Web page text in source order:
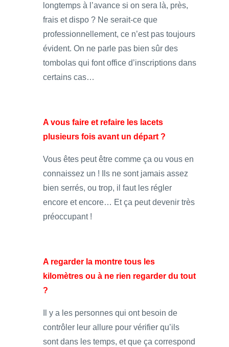
longtemps à l’avance si on sera là, près,
frais et dispo ? Ne serait-ce que
professionnellement, ce n’est pas toujours
évident. On ne parle pas bien sûr des
tombolas qui font office d’inscriptions dans
certains cas…
A vous faire et refaire les lacets
plusieurs fois avant un départ ?
Vous êtes peut être comme ça ou vous en
connaissez un ! Ils ne sont jamais assez
bien serrés, ou trop, il faut les régler
encore et encore… Et ça peut devenir très
préoccupant !
A regarder la montre tous les
kilomètres ou à ne rien regarder du tout
?
Il y a les personnes qui ont besoin de
contrôler leur allure pour vérifier qu’ils
sont dans les temps, et que ça correspond